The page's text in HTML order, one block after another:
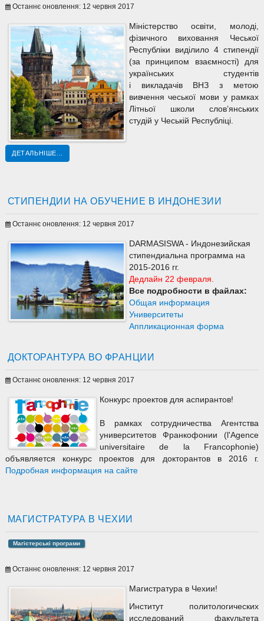
Останнє оновлення: 12 червня 2017
Міністерство освіти, молоді,
фізичного виховання Чеської
Республіки виділило 4 стипендії
(за принципом взаємності) для
українських студентів
і викладачів ВНЗ з метою
вивчення чеської мови у рамках
Літньої школи слов’янських
студій у Чеській Республіці.
ДЕТАЛЬНІШЕ...
СТИПЕНДИИ НА ОБУЧЕНИЕ В ИНДОНЕЗИИ
Останнє оновлення: 12 червня 2017
DARMASISWA - Индонезийская
стипендиальна программа на
2015-2016 гг.
Дедлайн 22 февраля.
Все подробности в файлах:
Общая информация
Университеты
Аппликационная форма
ДОКТОРАНТУРА ВО ФРАНЦИИ
Останнє оновлення: 12 червня 2017
Конкурс проектов для аспирантов!
В рамках сотрудничества Агентства
университетов Франкофонии (l'Agence
universitaire de la Francophonie)
объявляется конкурс проектов для докторантов в 2016 г.
Подробная информация на сайте
МАГИСТРАТУРА В ЧЕХИИ
Магістерські програми
Останнє оновлення: 12 червня 2017
Магистратура в Чехии!
Институт политологических
исследований факультета